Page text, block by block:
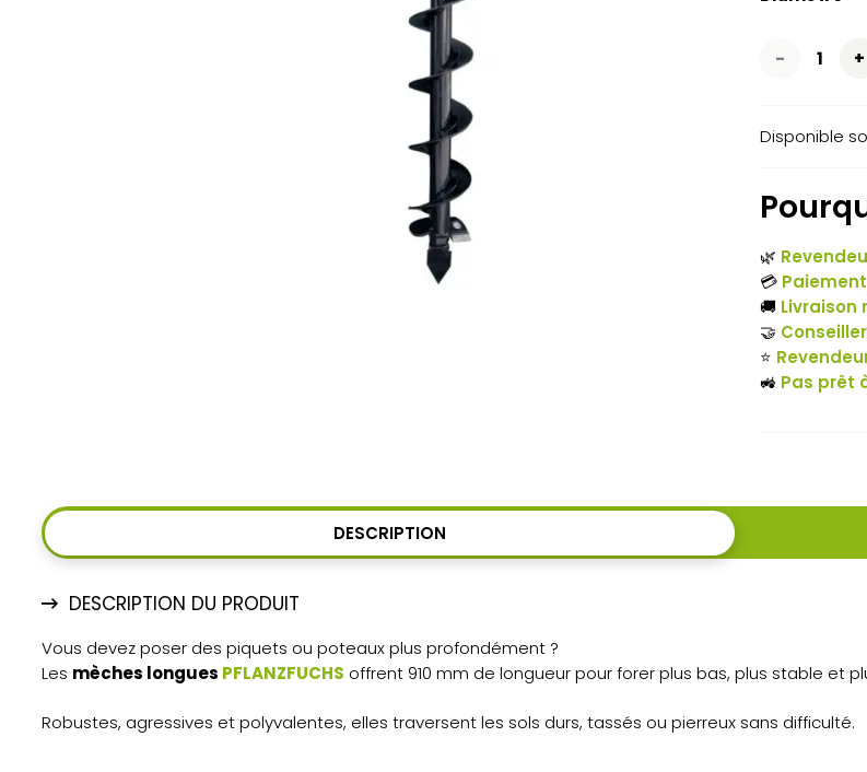
quantité
Mèches
PFLANZFUCHS
–
Longueur
910
mm
60 à
Disponible
🌿
💳
🚚 Livraison
🤝
⭐
🚜 Pas prêt
DESCRIPTION
DESCRIPTION DU PRODUIT
Vous devez poser des piquets ou poteaux plus profondément ?
Les mèches longues PFLANZFUCHS offrent 910 mm de longueur pour forer plus bas, plus stable et
Robustes, agressives et polyvalentes, elles traversent les sols durs, tassés ou pierreux sans difficulté.